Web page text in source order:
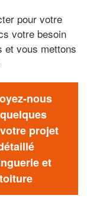
pour votre
votre besoin
et vous mettons
nous
projet
et
toiture